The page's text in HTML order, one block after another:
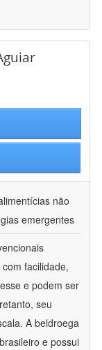
não
emergentes
facilidade,
e podem ser
seu
A beldroega
e possui